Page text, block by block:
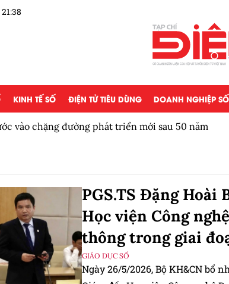
KINH TẾ SỐ ĐIỆN TỬ TIÊU DÙNG DOANH NGHIỆP SỐ
vào chặng đường phát triển mới sau 50 năm
PGS.TS Đặng Hoài
Học viện Công
thông trong giai
GIÁO DỤC SỐ
Ngày 26/5/2026, Bộ KH&CN bổ